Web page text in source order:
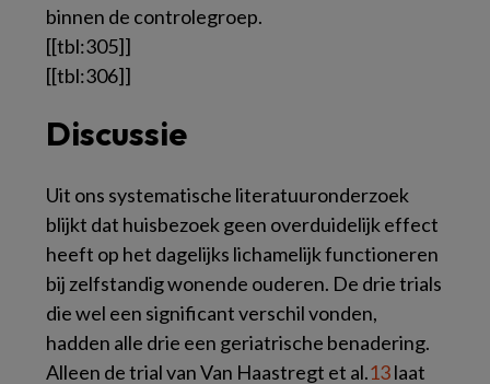
binnen de controlegroep.
[[tbl:305]]
[[tbl:306]]
Discussie
Uit ons systematische literatuuronderzoek
blijkt dat huisbezoek geen overduidelijk effect
heeft op het dagelijks lichamelijk functioneren
bij zelfstandig wonende ouderen. De drie trials
die wel een significant verschil vonden,
hadden alle drie een geriatrische benadering.
Alleen de trial van Van Haastregt et al.13laat